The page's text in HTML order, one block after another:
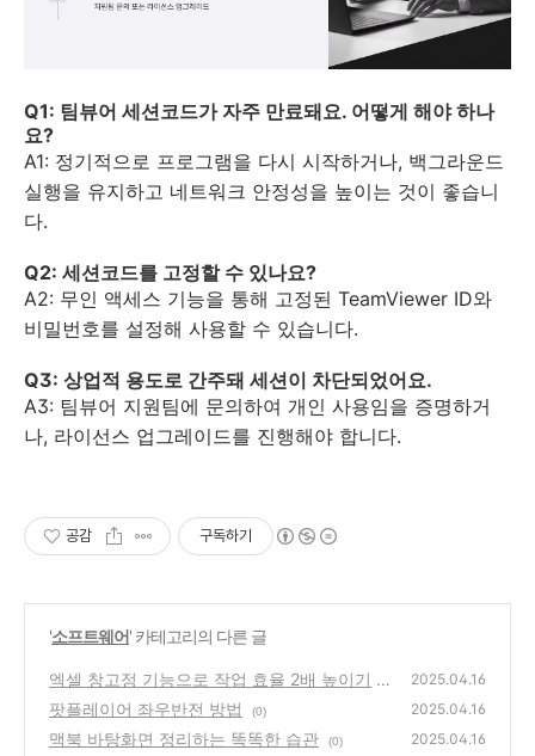
Q1: 팀뷰어 세션코드가 자주 만료돼요. 어떻게 해야 하나
요?
A1: 정기적으로 프로그램을 다시 시작하거나, 백그라운드
실행을 유지하고 네트워크 안정성을 높이는 것이 좋습니
다.
Q2: 세션코드를 고정할 수 있나요?
A2: 무인 액세스 기능을 통해 고정된 TeamViewer ID와
비밀번호를 설정해 사용할 수 있습니다.
Q3: 상업적 용도로 간주돼 세션이 차단되었어요.
A3: 팀뷰어 지원팀에 문의하여 개인 사용임을 증명하거
나, 라이선스 업그레이드를 진행해야 합니다.
공감 구독하기
'소프트웨어' 카테고리의 다른 글
엑셀 창고정 기능으로 작업 효율 2배 높이기
(0)
2025.04.16
팟플레이어 좌우반전 방법 (0) 2025.04.16
맥북 바탕화면 정리하는 똑똑한 습관 (0) 2025.04.16